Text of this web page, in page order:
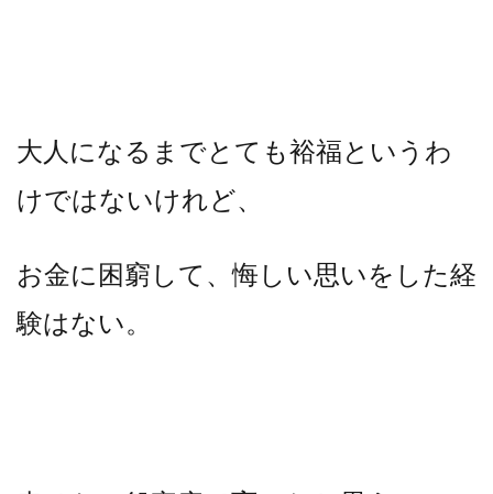
大人になるまでとても裕福というわ
けではないけれど、
お金に困窮して、悔しい思いをした経
験はない。